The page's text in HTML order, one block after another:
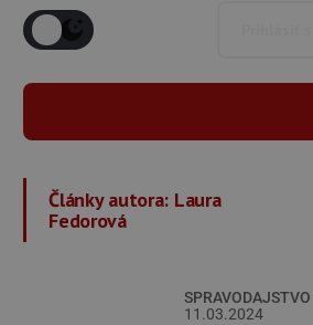
Články autora: Laura
Fedorová
SPRAVODAJSTVO
11.03.2024